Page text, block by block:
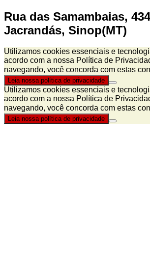
Rua das Samambaias,
Jacrandás, Sinop(MT)
Utilizamos cookies essenciais e
acordo com a nossa Política de
navegando, você concorda com estas
Leia nossa política de privacidade
Utilizamos cookies essenciais e
acordo com a nossa Política de
navegando, você concorda com estas
Leia nossa política de privacidade